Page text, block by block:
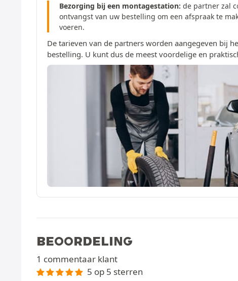
Bezorging bij een montagestation: de partner zal
ontvangst van uw bestelling om een afspraak te
voeren.
De tarieven van de partners worden aangegeven bij
bestelling. U kunt dus de meest voordelige en
BEOORDELING
1 commentaar klant
5 op 5 sterren